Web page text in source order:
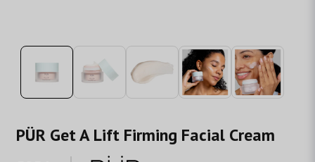
PÜR Get A Lift Firming Facial Cream